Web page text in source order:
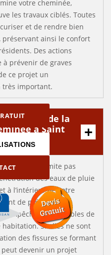
votre cheminée,
les travaux ciblés. Toutes
et de rendre bien
ainsi le confort
Des actions
à prévenir de graves
ce projet un
très important.
de la
à Saint
ne se limite pas
des eaux de pluie
à l’intérieur de votre
de préserver la
empêcher les nuisibles de
Si elles ne sont
des fissures se formant
devenir un projet